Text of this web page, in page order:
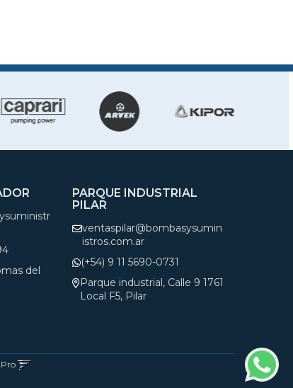
del
PARQUE INDUSTRIAL
PILAR
ventaspilar@bombasysumin
istros.com.ar
(+54) 9 11 5690-0731
Parque industrial, Calle 9 1761
Local F5, Pilar